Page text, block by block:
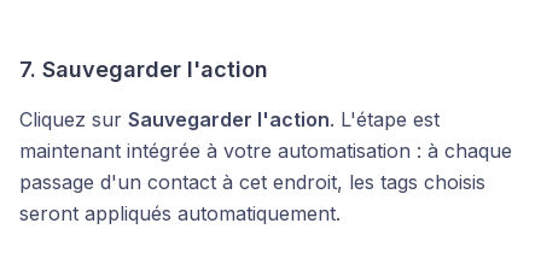
7. Sauvegarder l'action
Cliquez sur Sauvegarder l'action. L'étape est
maintenant intégrée à votre automatisation : à chaque
passage d'un contact à cet endroit, les tags choisis
seront appliqués automatiquement.